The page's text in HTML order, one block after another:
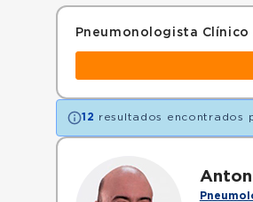
Pneumonologista
12 resultados encontrados